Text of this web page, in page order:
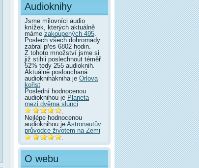
Audioknihy
Jsme milovníci audio
knížek, kterých aktuálně
máme zakoupených 495
Poslech všech dohromady
zabral přes 6802 hodin.
Z tohoto množství jsme si
již stihli poslechnout téměř
52% tedy 255 audioknih.
Aktuálně poslouchaná
audioknihakniha je Orlova
kořist
Poslední hodnocenou
audioknihou je Planeta
mezi dvěma slunci
Nejlépe hodnocenou
audioknihou je Astronautův
průvodce životem na Zemi
O webu